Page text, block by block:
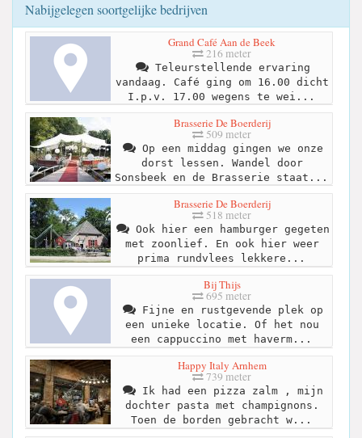
Nabijgelegen soortgelijke bedrijven
Grand Café Aan de Beek
216 meter
Teleurstellende ervaring
vandaag. Café ging om 16.00 dicht
I.p.v. 17.00 wegens te wei...
Brasserie De Boerderij
509 meter
Op een middag gingen we onze
dorst lessen. Wandel door
Sonsbeek en de Brasserie staat...
Brasserie De Boerderij
518 meter
Ook hier een hamburger gegeten
met zoonlief. En ook hier weer
prima rundvlees lekkere...
Bij Thijs
695 meter
Fijne en rustgevende plek op
een unieke locatie. Of het nou
een cappuccino met haverm...
Happy Italy Arnhem
739 meter
Ik had een pizza zalm , mijn
dochter pasta met champignons.
Toen de borden gebracht w...